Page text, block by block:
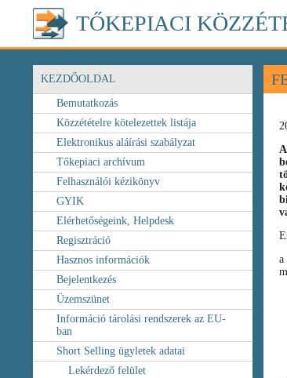
TŐKEPIACI
KEZDŐOLDAL
Bemutatkozás
Közzétételre kötelezettek listája
Elektronikus aláírási szabályzat
Tőkepiaci archívum
Felhasználói kézikönyv
GYIK
Elérhetőségeink, Helpdesk
Regisztráció
Hasznos információk
Bejelentkezés
Üzemszünet
Információ tárolási rendszerek az EU-
ban
Short Selling ügyletek adatai
Lekérdező felület
a